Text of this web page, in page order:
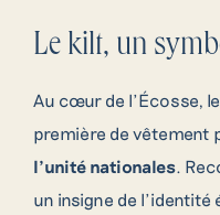
Le kilt, un
Au cœur de l’Écosse,
première de vêtement
l’unité nationales .
un insigne de